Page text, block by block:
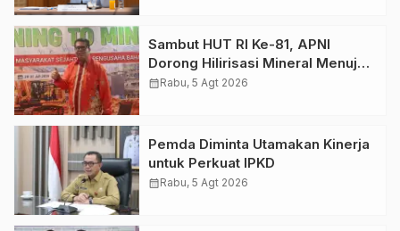
Sambut HUT RI Ke-81, APNI
Dorong Hilirisasi Mineral Menuju
Negara Adidaya
calendar_monthRabu, 5 Agt 2026
Pemda Diminta Utamakan Kinerja
untuk Perkuat IPKD
calendar_monthRabu, 5 Agt 2026